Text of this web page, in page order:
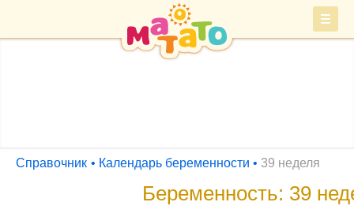
СПРАВОЧНИК
Справочник Календарь беременности 39 неделя
Беременность: 39